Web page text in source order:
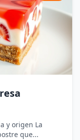
y origen La
que...